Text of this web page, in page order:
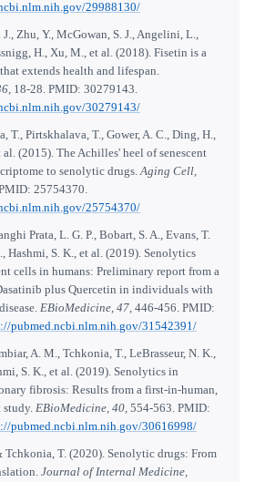
29988130/
Zhu, Y., McGowan, S. J., Angelini, L.,
H., Xu, M., et al. (2018). Fisetin is a
extends health and lifespan.
, 18-28. PMID: 30279143.
30279143/
T., Pirtskhalava, T., Gower, A. C., Ding, H.,
al. (2015). The Achilles' heel of senescent
to senolytic drugs.Aging Cell,
25754370.
25754370/
Prata, L. G. P., Bobart, S. A., Evans, T.
Hashmi, S. K., et al. (2019). Senolytics
cells in humans: Preliminary report from a
plus Quercetin in individuals with
EBioMedicine, 47, 446-456. PMID:
pubmed.ncbi.nlm.nih.gov/31542391/
A. M., Tchkonia, T., LeBrasseur, N. K.,
S. K., et al. (2019). Senolytics in
fibrosis: Results from a first-in-human,
EBioMedicine, 40, 554-563. PMID:
pubmed.ncbi.nlm.nih.gov/30616998/
T. (2020). Senolytic drugs: From
Journal of Internal Medicine,